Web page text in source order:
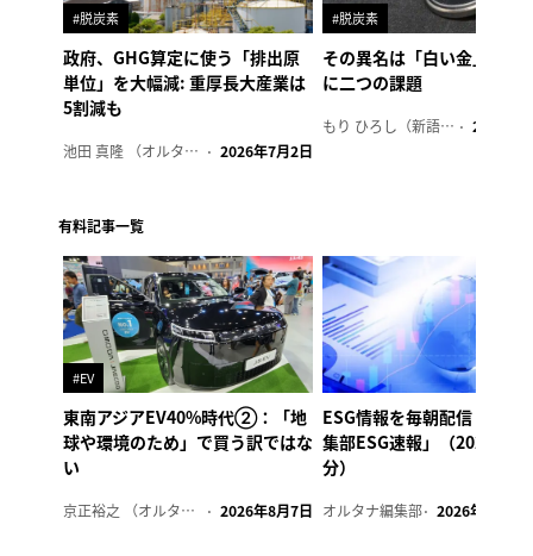
#脱炭素
政府、GHG算定に使う「排出原
単位」を大幅減: 重厚長大産業は
5割減も
池田 真隆 （オルタナ輪番編集長） 2026年7月2日
#脱炭素
その異名は「白い金」、リ
に二つの課題
もり ひろし（新語ウォッチャー） 2023年7
有料記事一覧
#EV
東南アジアEV40%時代②：「地
球や環境のため」で買う訳ではな
い
京正裕之 （オルタナ副編集長） 2026年8月7日
ESG情報を毎朝配信「オル
集部ESG速報」（2026年8
分）
オルタナ編集部 2026年8月7日